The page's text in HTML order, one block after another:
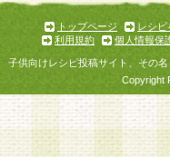
トップページ
レシピ
利用規約
個人情報保
子供向けレシピ投稿サイト、その
Copyright